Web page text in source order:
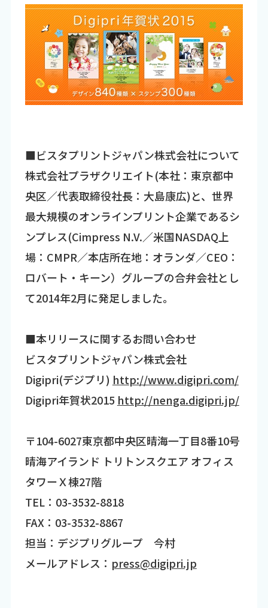
■ビスタプリントジャパン株式会社について
株式会社プラザクリエイト(本社：東京都中
央区／代表取締役社長：大島康広)と、世界
最大規模のオンラインプリント企業であるシ
ンプレス(Cimpress N.V.／米国NASDAQ上
場：CMPR／本店所在地：オランダ／CEO：
ロバート・キーン）グループの合弁会社とし
て2014年2月に発足しました。
■本リリースに関するお問い合わせ
ビスタプリントジャパン株式会社
Digipri(デジプリ) http://www.digipri.com/
Digipri年賀状2015 http://nenga.digipri.jp/
〒104-6027東京都中央区晴海一丁目8番10号
晴海アイランド トリトンスクエア オフィス
タワーＸ棟27階
TEL：03-3532-8818
FAX：03-3532-8867
担当：デジプリグループ 今村
メールアドレス： press@digipri.jp